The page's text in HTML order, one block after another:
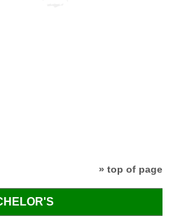
» top of page